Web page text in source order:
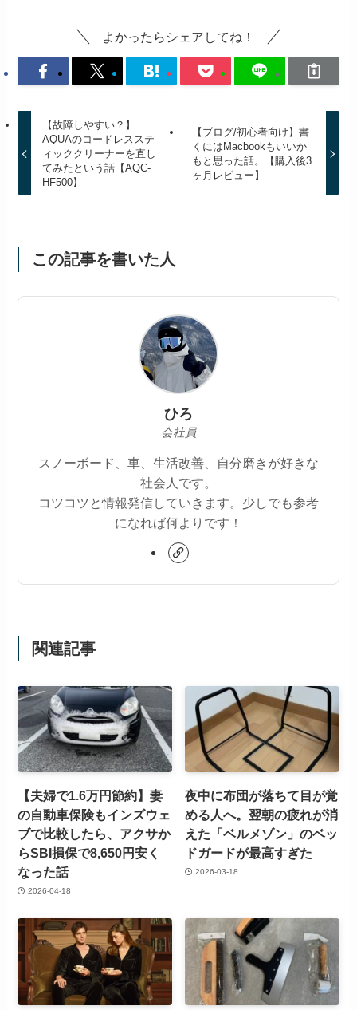
よかったらシェアしてね！
【故障しやすい？】
AQUAのコードレスステ
ィッククリーナーを直し
てみたという話【AQC-
HF500】
【ブログ/初心者向け】書
くにはMacbookもいいか
もと思った話。【購入後3
ヶ月レビュー】
この記事を書いた人
ひろ
会社員
スノーボード、車、生活改善、自分磨きが好きな
社会人です。
コツコツと情報発信していきます。少しでも参考
になれば何よりです！
関連記事
【夫婦で1.6万円節約】妻
の自動車保険もインズウェ
ブで比較したら、アクサか
らSBI損保で8,650円安く
なった話
2026-04-18
夜中に布団が落ちて目が覚
める人へ。翌朝の疲れが消
えた「ベルメゾン」のベッ
ドガードが最高すぎた
2026-03-18